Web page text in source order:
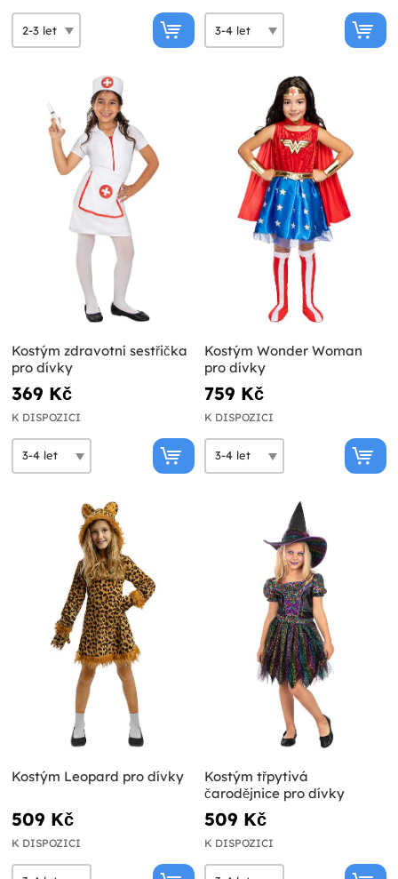
Kostým zdravotní sestřička
pro dívky
369 Kč
K DISPOZICI
Kostým Wonder Woman
pro dívky
759 Kč
K DISPOZICI
Kostým Leopard pro dívky
509 Kč
K DISPOZICI
Kostým třpytivá
čarodějnice pro dívky
509 Kč
K DISPOZICI